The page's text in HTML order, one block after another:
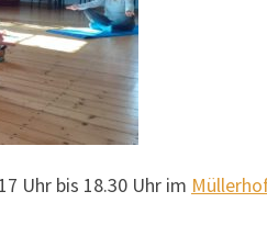
Uhr bis 18.30 Uhr im